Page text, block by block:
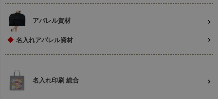
アパレル資材
◆ 名入れアパレル資材
名入れ印刷 総合